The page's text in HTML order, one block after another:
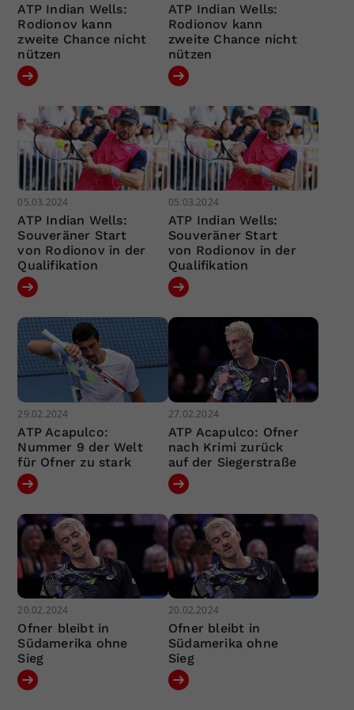
ATP Indian Wells:
Rodionov kann
zweite Chance nicht
nützen
ATP Indian Wells:
Rodionov kann
zweite Chance nicht
nützen
05.03.2024
ATP Indian Wells:
Souveräner Start
von Rodionov in der
Qualifikation
05.03.2024
ATP Indian Wells:
Souveräner Start
von Rodionov in der
Qualifikation
29.02.2024
ATP Acapulco:
Nummer 9 der Welt
für Ofner zu stark
27.02.2024
ATP Acapulco: Ofner
nach Krimi zurück
auf der Siegerstraße
20.02.2024
Ofner bleibt in
Südamerika ohne
Sieg
20.02.2024
Ofner bleibt in
Südamerika ohne
Sieg